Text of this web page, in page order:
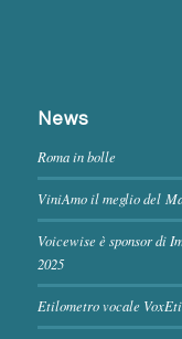
News
Roma in bolle
ViniAmo il meglio del
Voicewise è sponsor di
2025
Etilometro vocale